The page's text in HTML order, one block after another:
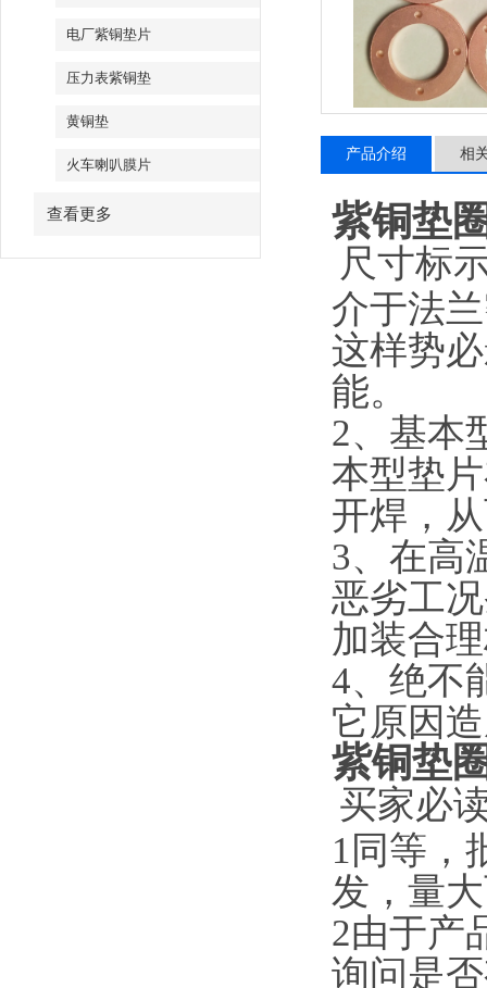
电厂紫铜垫片
压力表紫铜垫
黄铜垫
火车喇叭膜片
查看更多
产品介绍 相
紫铜垫
尺寸标
介于法
这样势
能。
2、基本
本型垫
开焊，
3、在高
恶劣工
加装合
4、绝不
它原因
紫铜垫
买家必
1同等，
发，量
2由于产
询问是